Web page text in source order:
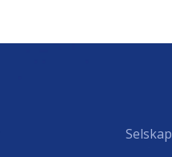
Selskap